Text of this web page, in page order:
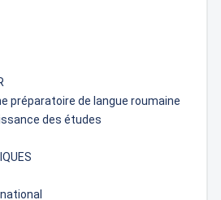
préparatoire de langue roumaine
des études